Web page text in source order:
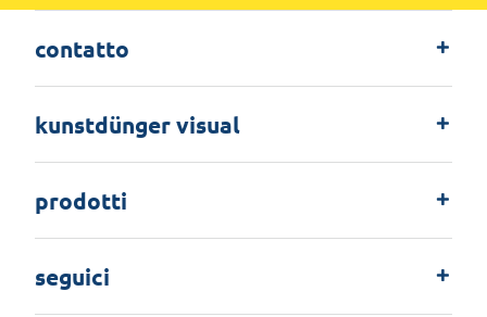
contatto
kunstdünger visual
prodotti
seguici